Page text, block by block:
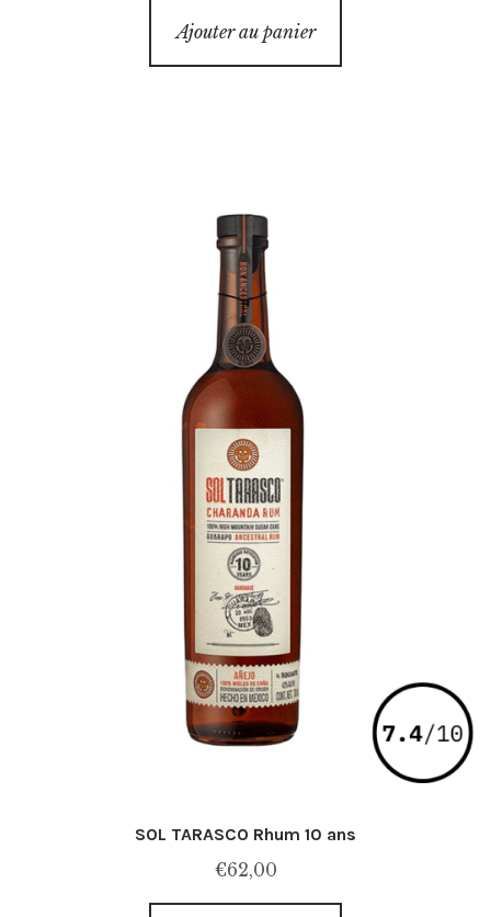
Ajouter au panier
SOL TARASCO Rhum 10 ans
€62,00